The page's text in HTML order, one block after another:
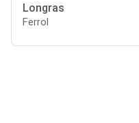
Longras
Ferrol